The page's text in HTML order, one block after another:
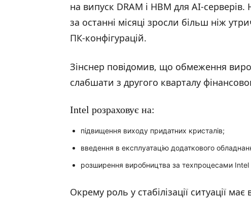
на випуск DRAM і HBM для AI-
за останні місяці зросли більш ніж
ПК-конфігурацій.
Зінснер повідомив, що обмеження
слабшати з другого кварталу
Intel розраховує на:
підвищення виходу придатних кристалів;
введення в експлуатацію додаткового
розширення виробництва за техпроцесами Intel
Окрему роль у стабілізації ситуації